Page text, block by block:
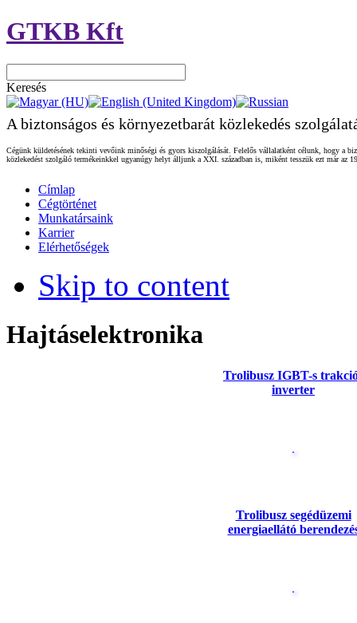
GTKB Kft
Keresés
A biztonságos és környezetbarát közlekedés
Cégünk küldetésének tekinti vevőink minőségi és gyors kiszolgálását. Felelős vállalatként célunk, hogy a
közlekedést szolgáló termékeinkkel ugyanúgy helyt álljunk a XXI. században is, miként tesszük ezt már az
Címlap
Cégtörténet
Munkatársaink
Karrier
Elérhetőségek
Skip to content
Hajtáselektronika
Trolibusz IGBT-s
inverter
Trolibusz segédüzemi
energiaellátó